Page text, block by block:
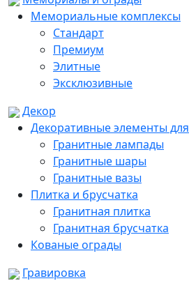
Мемориальные комплексы
Стандарт
Премиум
Элитные
Эксклюзивные
Декор
Декоративные элементы
Гранитные лампады
Гранитные шары
Гранитные вазы
Плитка и брусчатка
Гранитная плитка
Гранитная брусчатка
Кованые ограды
Гравировка